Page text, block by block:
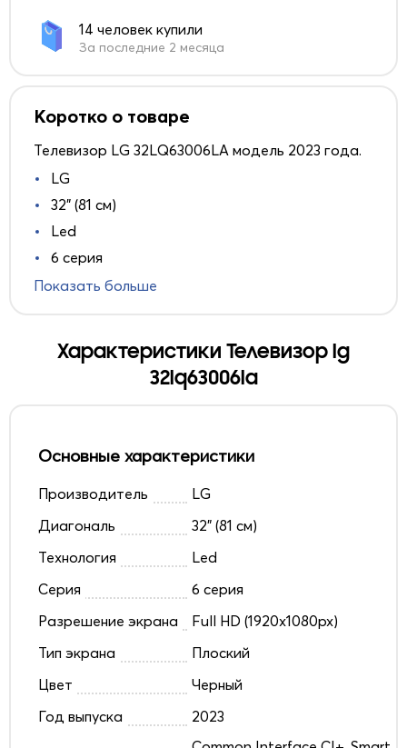
14 человек купили
За последние 2 месяца
Коротко о товаре
Телевизор LG 32LQ63006LA модель 2023 года.
LG
32" (81 см)
Led
6 серия
Показать больше
Характеристики Телевизор lg
32lq63006la
Основные характеристики
Производитель
LG
Диагональ
32" (81 см)
Технология
Led
Серия
6 серия
Разрешение экрана
Full HD (1920x1080px)
Тип экрана
Плоский
Цвет
Черный
Год выпуска
2023